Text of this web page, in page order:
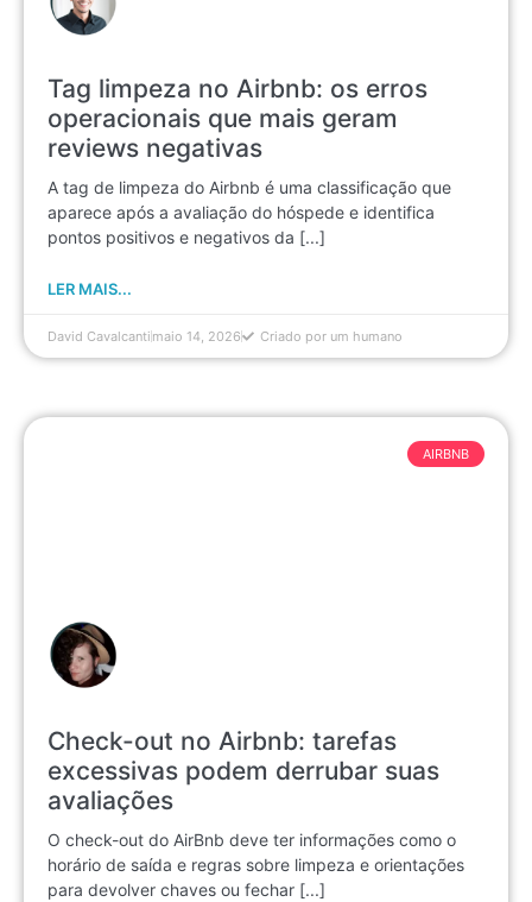
Tag limpeza no Airbnb: os erros
operacionais que mais geram
reviews negativas
A tag de limpeza do Airbnb é uma classificação que
aparece após a avaliação do hóspede e identifica
pontos positivos e negativos da [...]
LER MAIS...
David Cavalcanti maio 14, 2026 Criado por um humano
Check-out no Airbnb: tarefas
excessivas podem derrubar suas
avaliações
O check-out do AirBnb deve ter informações como o
horário de saída e regras sobre limpeza e orientações
para devolver chaves ou fechar [...]
AIRBNB